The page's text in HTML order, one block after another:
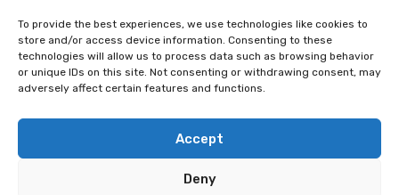
To provide the best experiences, we use technologies like cookies to
store and/or access device information. Consenting to these
technologies will allow us to process data such as browsing behavior
or unique IDs on this site. Not consenting or withdrawing consent, may
adversely affect certain features and functions.
Accept
Deny
autres petits trésors à
collectionner.
Programme sous réserve de
modification